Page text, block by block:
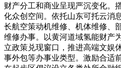
财产分工和商业呈现严沉变化。
化众创空间。依托山东可托云消
长航空策动机维修、机体维修、
维修办事。以黄河道域氢能财产
立政策兑现窗口，推进高端文娱
事外包等办事业类型。激励合适